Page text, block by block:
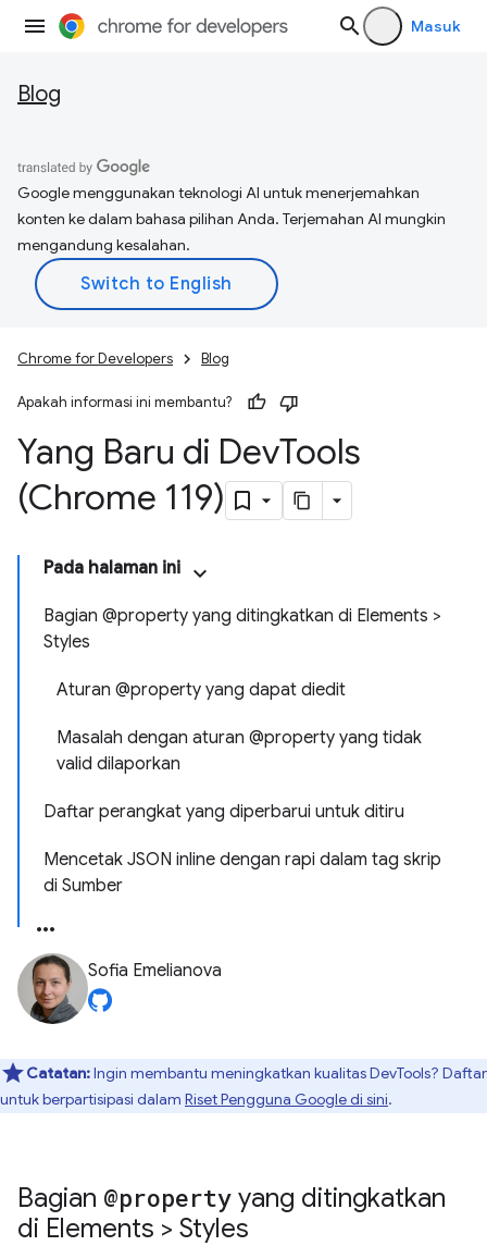
Masuk
Blog
Google menggunakan teknologi AI untuk menerjemahkan
konten ke dalam bahasa pilihan Anda. Terjemahan AI mungkin
mengandung kesalahan.
Chrome for Developers Blog
Apakah informasi ini membantu?
Yang Baru di DevTools
(Chrome 119)
Pada halaman ini
Bagian @property yang ditingkatkan di Elements >
Styles
Aturan @property yang dapat diedit
Masalah dengan aturan @property yang tidak
valid dilaporkan
Daftar perangkat yang diperbarui untuk ditiru
Mencetak JSON inline dengan rapi dalam tag skrip
di Sumber
Sofia Emelianova
Catatan:Ingin membantu meningkatkan kualitas DevTools? Daftar
untuk berpartisipasi dalam Riset Pengguna Google di sini.
Bagian @property yang ditingkatkan
di Elements > Styles